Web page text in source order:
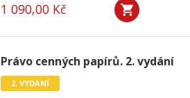
1 090,00 Kč
Právo cenných papírů. 2. vydání
2. VYDÁNÍ